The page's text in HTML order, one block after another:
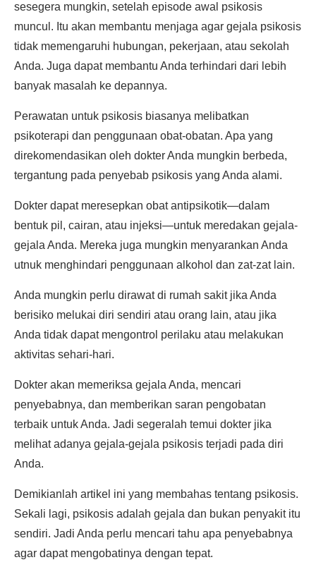
sesegera mungkin, setelah episode awal psikosis
muncul. Itu akan membantu menjaga agar gejala psikosis
tidak memengaruhi hubungan, pekerjaan, atau sekolah
Anda. Juga dapat membantu Anda terhindari dari lebih
banyak masalah ke depannya.
Perawatan untuk psikosis biasanya melibatkan
psikoterapi dan penggunaan obat-obatan. Apa yang
direkomendasikan oleh dokter Anda mungkin berbeda,
tergantung pada penyebab psikosis yang Anda alami.
Dokter dapat meresepkan obat antipsikotik—dalam
bentuk pil, cairan, atau injeksi—untuk meredakan gejala-
gejala Anda. Mereka juga mungkin menyarankan Anda
utnuk menghindari penggunaan alkohol dan zat-zat lain.
Anda mungkin perlu dirawat di rumah sakit jika Anda
berisiko melukai diri sendiri atau orang lain, atau jika
Anda tidak dapat mengontrol perilaku atau melakukan
aktivitas sehari-hari.
Dokter akan memeriksa gejala Anda, mencari
penyebabnya, dan memberikan saran pengobatan
terbaik untuk Anda. Jadi segeralah temui dokter jika
melihat adanya gejala-gejala psikosis terjadi pada diri
Anda.
Demikianlah artikel ini yang membahas tentang psikosis.
Sekali lagi, psikosis adalah gejala dan bukan penyakit itu
sendiri. Jadi Anda perlu mencari tahu apa penyebabnya
agar dapat mengobatinya dengan tepat.